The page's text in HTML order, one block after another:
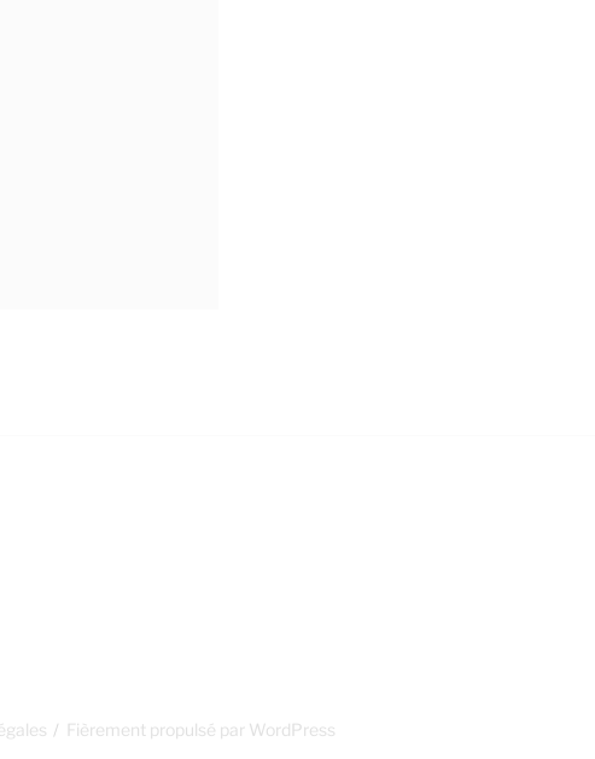
Fièrement propulsé par WordPress